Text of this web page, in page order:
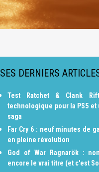
SES DERNIERS
Test Ratchet & Clank
technologique pour la PS5
saga
Far Cry 6 : neuf minutes de
en pleine révolution
God of War Ragnarök :
encore le vrai titre (et c'est